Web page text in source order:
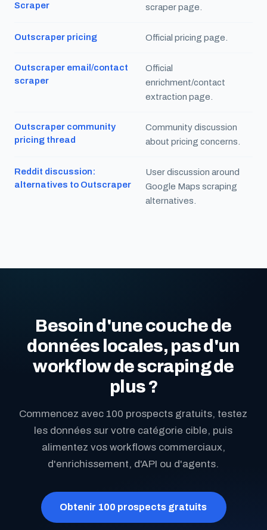
Scraper
scraper page.
Outscraper pricing Official pricing page.
Outscraper email/contact
scraper
Official
enrichment/contact
extraction page.
Outscraper community
pricing thread
Community discussion
about pricing concerns.
Reddit discussion:
alternatives to Outscraper
User discussion around
Google Maps scraping
alternatives.
Besoin d'une couche de
données locales, pas d'un
workflow de scraping de
plus ?
Commencez avec 100 prospects gratuits, testez
les données sur votre catégorie cible, puis
alimentez vos workflows commerciaux,
d'enrichissement, d'API ou d'agents.
Obtenir 100 prospects gratuits